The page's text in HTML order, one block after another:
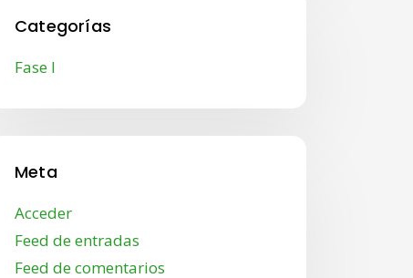
Categorías
Fase I
Meta
Acceder
Feed de entradas
Feed de comentarios